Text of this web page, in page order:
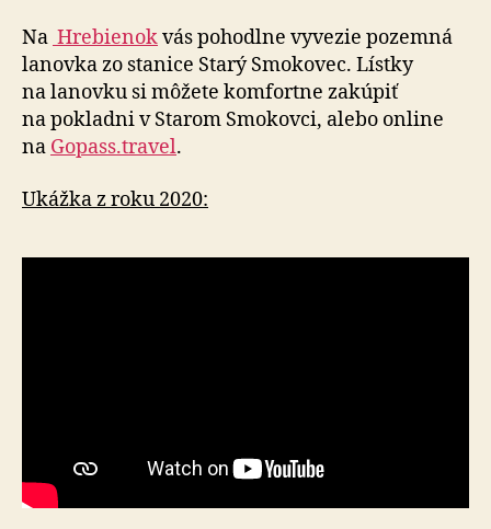
Na Hrebienokvás pohodlne vyvezie pozemná
lanovka zo stanice Starý Smokovec. Lístky
na lanovku si môžete komfortne zakúpiť
na pokladni v Starom Smokovci, alebo online
na Gopass.travel.
Ukážka z roku 2020: